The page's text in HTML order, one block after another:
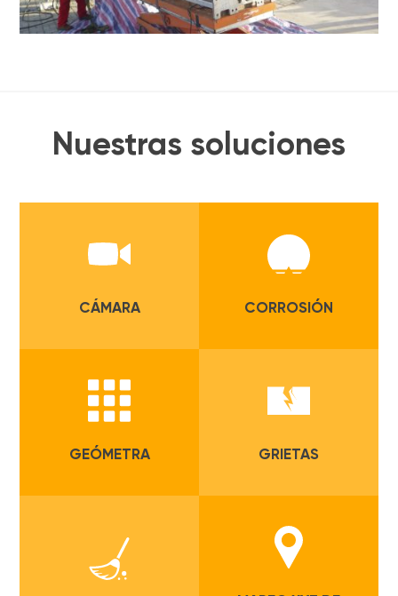
Nuestras soluciones
CÁMARA CORROSIÓN
GEÓMETRA GRIETAS